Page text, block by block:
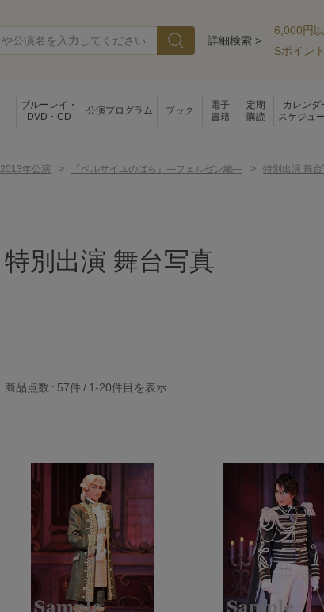
詳細検索 >
6,000円
Sポイン
ブルーレイ・
DVD・CD
公演プログラム ブック
電子
書籍
定期
購読
カレンダ
スケジュ
2013年公演 > 『ベルサイユのばら』―フェルゼン編― > 特別出演 舞台
特別出演 舞台写真
商品点数 57件 1-20件目を表示